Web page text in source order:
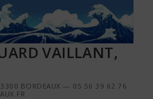
VAILLANT,
BORDEAUX — 05 56 39 62 76